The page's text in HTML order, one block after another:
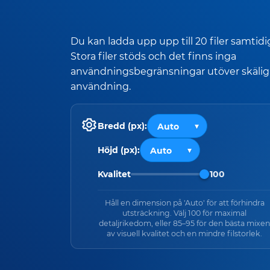
Du kan ladda upp upp till 20 filer
Stora filer stöds och det finns inga
användningsbegränsningar utöver skälig
användning.
Bredd (px):
Höjd (px):
Kvalitet 100
Håll en dimension på 'Auto' för att förhindra
utsträckning. Välj 100 för maximal
detaljrikedom, eller 85–95 för den bästa mixen
av visuell kvalitet och en mindre filstorlek.